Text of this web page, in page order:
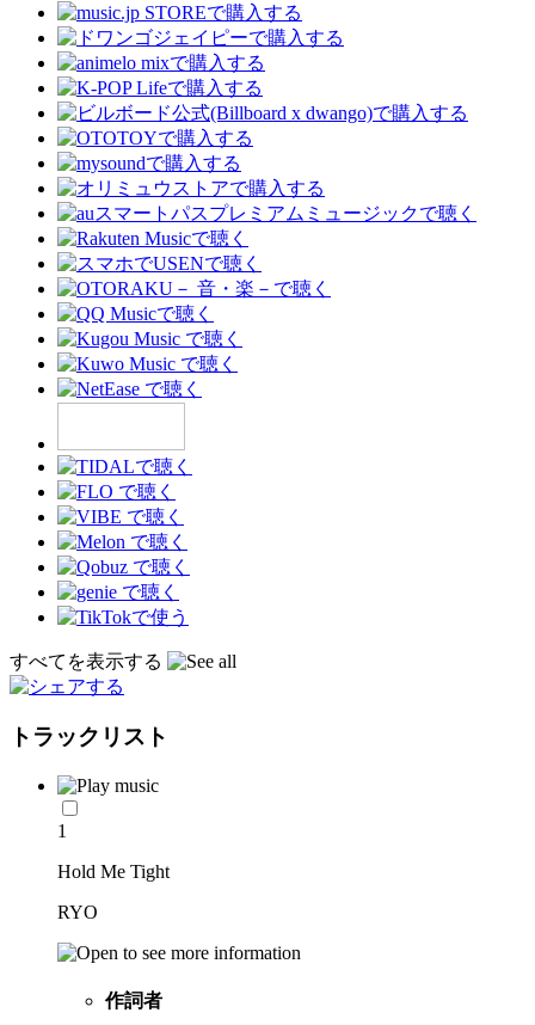
すべてを表示する
トラックリスト
1
Hold Me Tight
RYO
作詞者